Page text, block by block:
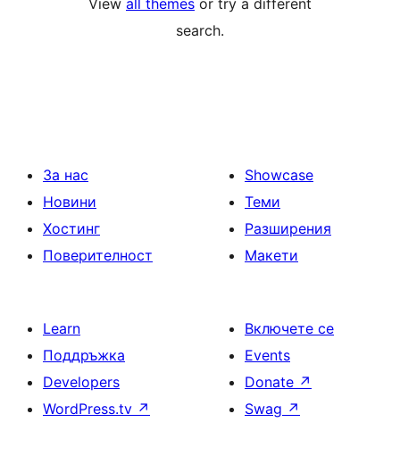
View all themes or try a different
search.
За нас
Новини
Хостинг
Поверителност
Showcase
Теми
Разширения
Макети
Learn
Поддръжка
Developers
WordPress.tv ↗
Включете се
Events
Donate ↗
Swag ↗